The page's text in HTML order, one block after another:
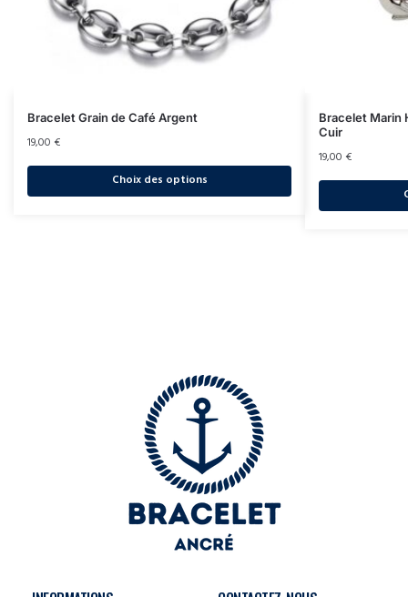
Bracelet Grain de Café Argent
19,00 €
Choix des options
Bracelet Marin
Cuir
19,00 €